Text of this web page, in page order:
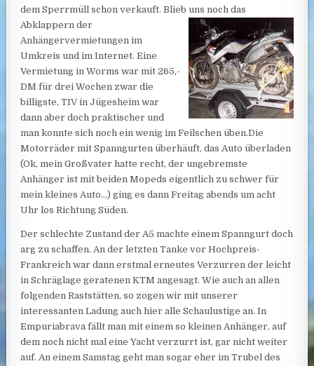
dem Sperrmüll schon verkauft. Blieb uns noch das
Abklappern der
Anhängervermietungen im
Umkreis und im Internet. Eine
Vermietung in Worms war mit 265,-
DM für drei Wochen zwar die
billigste, TIV in Jügesheim war
dann aber doch praktischer und
man konnte sich noch ein wenig im Feilschen üben.Die
Motorräder mit Spanngurten überhäuft, das Auto überladen
(Ok, mein Großvater hatte recht, der ungebremste
Anhänger ist mit beiden Mopeds eigentlich zu schwer für
mein kleines Auto…) ging es dann Freitag abends um acht
Uhr los Richtung Süden.
Der schlechte Zustand der A5 machte einem Spanngurt doch
arg zu schaffen. An der letzten Tanke vor Hochpreis-
Frankreich war dann erstmal erneutes Verzurren der leicht
in Schräglage geratenen KTM angesagt. Wie auch an allen
folgenden Raststätten, so zogen wir mit unserer
interessanten Ladung auch hier alle Schaulustige an. In
Empuriabrava fällt man mit einem so kleinen Anhänger, auf
dem noch nicht mal eine Yacht verzurrt ist, gar nicht weiter
auf. An einem Samstag geht man sogar eher im Trubel des